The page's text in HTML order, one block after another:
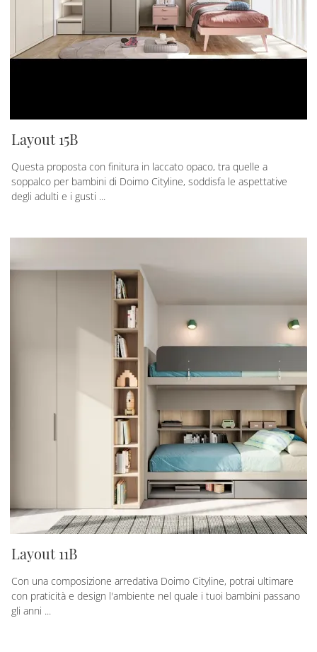
Layout 15B
Questa proposta con finitura in laccato opaco, tra quelle a
soppalco per bambini di Doimo Cityline, soddisfa le aspettative
degli adulti e i gusti ...
Layout 11B
Con una composizione arredativa Doimo Cityline, potrai ultimare
con praticità e design l'ambiente nel quale i tuoi bambini passano
gli anni ...